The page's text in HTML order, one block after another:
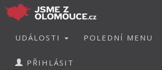
UDÁLOSTI POLEDNÍ MENU
PŘIHLÁSIT